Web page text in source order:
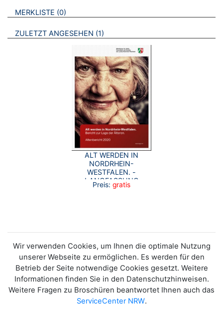
VERWEISE AUF VERMERKTE- ODER ZULETZT ANGESEHENE
MERKLISTE 0 BROSCHÜREN
ZULETZT ANGESEHEN 1 BROSCHÜREN
ALT WERDEN IN
NORDRHEIN-
WESTFALEN. -
LANGFASSUNG
Preis: gratis
Wir verwenden Cookies, um Ihnen die optimale Nutzung
unserer Webseite zu ermöglichen. Es werden für den
Betrieb der Seite notwendige Cookies gesetzt. Weitere
Informationen finden Sie in den Datenschutzhinweisen.
Weitere Fragen zu Broschüren beantwortet Ihnen auch das
ServiceCenter NRW.